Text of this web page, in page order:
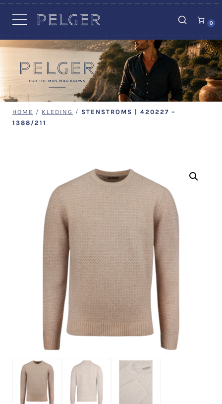
0
HOME / KLEDING / STENSTROMS | 420227 –
1388/211